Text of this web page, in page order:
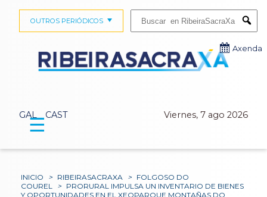
GAL CAST Viernes, 7 ago 2026
OUTROS PERIÓDICOS
Axenda
☰
INICIO > RIBEIRASACRAXA > FOLGOSO DO
COUREL
> PRORURAL IMPULSA UN INVENTARIO DE BIENES
Y OPORTUNIDADES EN EL XEOPARQUE MONTAÑAS DO